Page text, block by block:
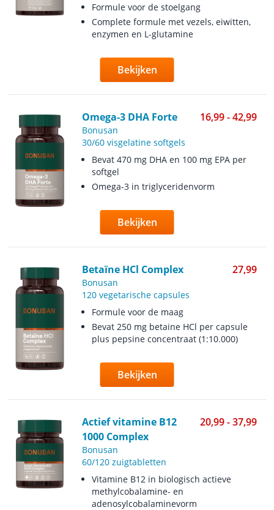
Formule voor de stoelgang
Complete formule met vezels, eiwitten,
enzymen en L-glutamine
Bekijken
Omega-3 DHA Forte 16,99 - 42,99
Bonusan
30/60 visgelatine softgels
Bevat 470 mg DHA en 100 mg EPA per
softgel
Omega-3 in triglyceridenvorm
Bekijken
Betaïne HCl Complex 27,99
Bonusan
120 vegetarische capsules
Formule voor de maag
Bevat 250 mg betaine HCl per capsule
plus pepsine concentraat (1:10.000)
Bekijken
Actief vitamine B12
1000 Complex
20,99 - 37,99
Bonusan
60/120 zuigtabletten
Vitamine B12 in biologisch actieve
methylcobalamine- en
adenosylcobalaminevorm